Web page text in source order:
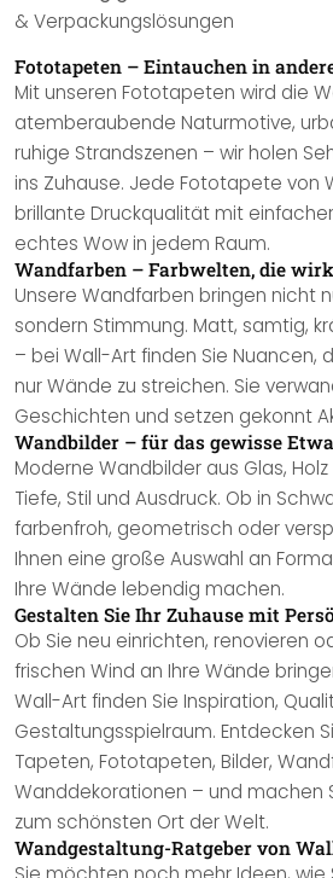
& Verpackungslösungen
Fototapeten – Eintauchen in
Mit unseren Fototapeten wird die
atemberaubende Naturmotive,
ruhige Strandszenen – wir holen
ins Zuhause. Jede Fototapete von
brillante Druckqualität mit
echtes Wow in jedem Raum.
Wandfarben – Farbwelten, die
Unsere Wandfarben bringen nicht
sondern Stimmung. Matt, samtig,
– bei Wall-Art finden Sie Nuancen,
nur Wände zu streichen. Sie
Geschichten und setzen gekonnt
Wandbilder – für das gewisse
Moderne Wandbilder aus Glas,
Tiefe, Stil und Ausdruck. Ob in
farbenfroh, geometrisch oder
Ihnen eine große Auswahl an
Ihre Wände lebendig machen.
Gestalten Sie Ihr Zuhause mit
Ob Sie neu einrichten, renovieren
frischen Wind an Ihre Wände
Wall-Art finden Sie Inspiration,
Gestaltungsspielraum. Entdecken
Tapeten, Fototapeten, Bilder,
Wanddekorationen – und machen
zum schönsten Ort der Welt.
Wandgestaltung-Ratgeber von